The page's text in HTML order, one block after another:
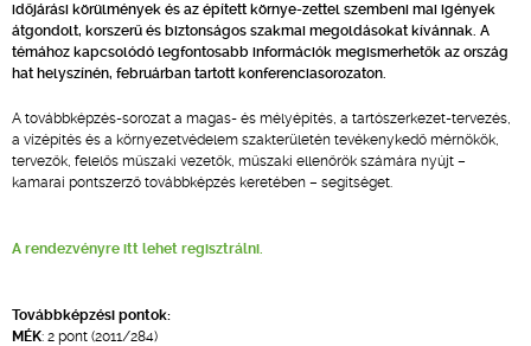
időjárási körülmények és az épített környe-zettel szembeni mai igények
átgondolt, korszerű és biztonságos szakmai megoldásokat kívánnak. A
témához kapcsolódó legfontosabb információk megismerhetők az ország
hat helyszínén, februárban tartott konferenciasorozaton.
A továbbképzés-sorozat a magas- és mélyépítés, a tartószerkezet-tervezés,
a vízépítés és a környezetvédelem szakterületén tevékenykedő mérnökök,
tervezők, felelős műszaki vezetők, műszaki ellenőrök számára nyújt –
kamarai pontszerző továbbképzés keretében – segítséget.
A rendezvényre itt lehet regisztrálni.
Továbbképzési pontok:
MÉK: 2 pont (2011/284)